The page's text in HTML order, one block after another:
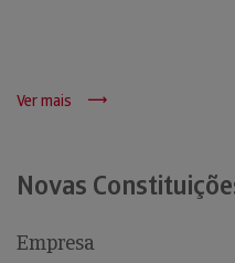
Ver mais
Novas
Empresa